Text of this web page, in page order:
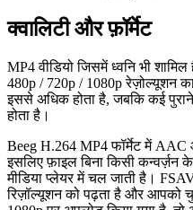
क्वालिटी और फ़ॉर्मेट
MP4 वीडियो जिसमें ध्वनि भी
480p / 720p / 1080p रेज़ोल्यूशन
इससे अधिक होता है, जबकि कई
होता है।
Beeg H.264 MP4 फॉर्मेट में
इसलिए फ़ाइल बिना किसी कन्वर्ज़न
मीडिया प्लेयर में चल जाती है।
रिज़ॉल्यूशन को पढ़ता है और आपको